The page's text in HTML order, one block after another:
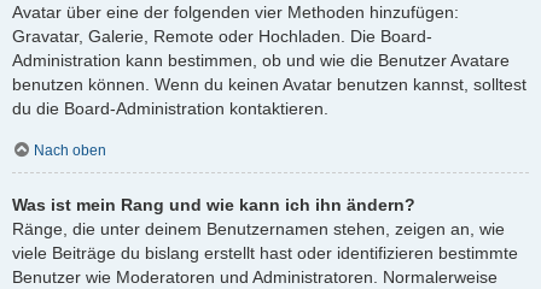
Avatar über eine der folgenden vier Methoden hinzufügen:
Gravatar, Galerie, Remote oder Hochladen. Die Board-
Administration kann bestimmen, ob und wie die Benutzer Avatare
benutzen können. Wenn du keinen Avatar benutzen kannst, solltest
du die Board-Administration kontaktieren.
Nach oben
Was ist mein Rang und wie kann ich ihn ändern?
Ränge, die unter deinem Benutzernamen stehen, zeigen an, wie
viele Beiträge du bislang erstellt hast oder identifizieren bestimmte
Benutzer wie Moderatoren und Administratoren. Normalerweise